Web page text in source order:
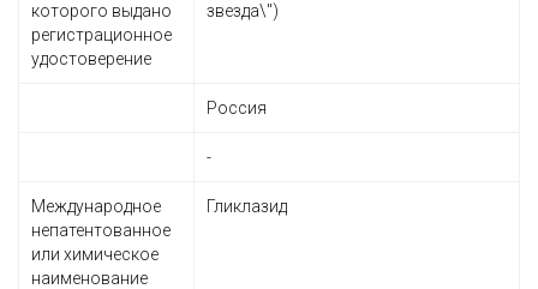
которого выдано
регистрационное
удостоверение
звезда\")
Россия
-
Международное
непатентованное
или химическое
наименование
Гликлазид